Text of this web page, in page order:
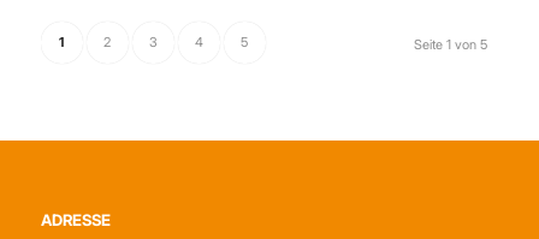
Seite 1 von 5
1 2 3 4 5
ADRESSE